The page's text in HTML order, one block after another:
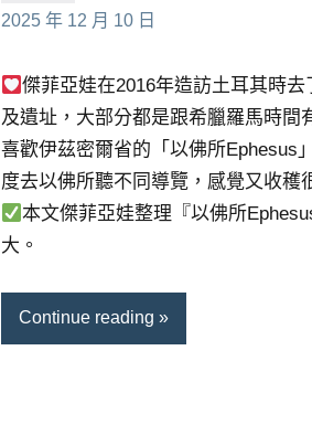
2025 年 12 月 10 日
芳
comments
傑菲亞娃在2016年造訪土耳其時去
及遺址，大部分都是跟希臘羅馬時間
喜歡伊茲密爾省的「以佛所Ephesus
度去以佛所聽不同導覽，感覺又收穫
本文傑菲亞娃整理『以佛所
大。
Continue reading